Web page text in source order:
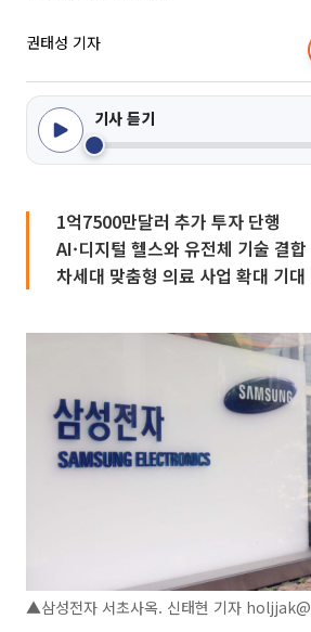
권태성 기자
기사 듣기
1억7500만달러 추가 투자 단행
AI·디지털 헬스와 유전체 기술 결합
차세대 맞춤형 의료 사업 확대 기대
▲삼성전자 서초사옥. 신태현 기자 holjjak@